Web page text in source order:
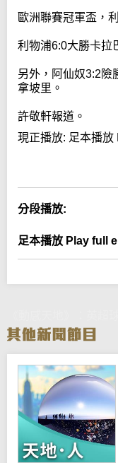
歐洲聯賽冠軍盃，
利物浦6:0大勝卡拉
另外，阿仙奴3:2險
拿坡里。
許敬軒報道。
現正播放: 足本播放
分段播放:
足本播放 Play full